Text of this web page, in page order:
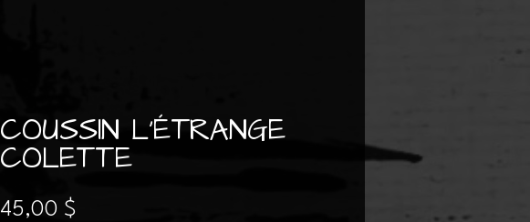
COUSSIN L'ÉTRANGE
COLETTE
45,00 $